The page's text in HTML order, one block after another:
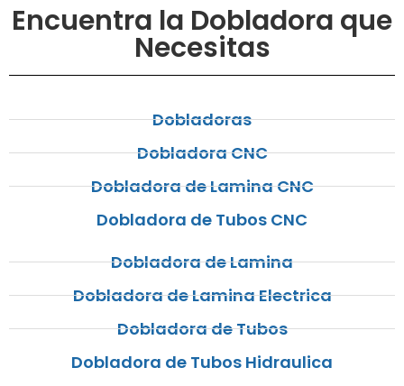
Encuentra la Dobladora que
Necesitas
Dobladoras
Dobladora CNC
Dobladora de Lamina CNC
Dobladora de Tubos CNC
Dobladora de Lamina
Dobladora de Lamina Electrica
Dobladora de Tubos
Dobladora de Tubos Hidraulica